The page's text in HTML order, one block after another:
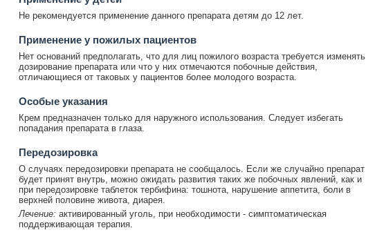
Не рекомендуется применение данного препарата детям до 12 лет.
Применение у пожилых пациентов
Нет оснований предполагать, что для лиц пожилого возраста требуется изменять
дозирование препарата или что у них отмечаются побочные действия,
отличающиеся от таковых у пациентов более молодого возраста.
Особые указания
Крем предназначен только для наружного использования. Следует избегать
попадания препарата в глаза.
Передозировка
О случаях передозировки препарата не сообщалось. Если же случайно препарат
будет принят внутрь, можно ожидать развития таких же побочных явлений, как и
при передозировке таблеток тербифина: тошнота, нарушение аппетита, боли в
верхней половине живота, диарея.
Лечение: активированный уголь, при необходимости - симптоматическая
поддерживающая терапия.